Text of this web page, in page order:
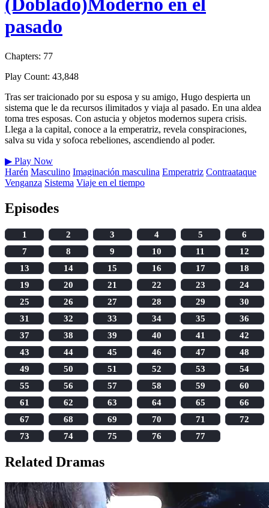
(Doblado)Moderno en el
pasado
Chapters: 77
Play Count: 43,848
Tras ser traicionado por su esposa y su amigo, Hugo despierta un
sistema que le da recursos ilimitados y viaja al pasado. En una aldea
toma tres esposas. Con astucia y objetos modernos supera crisis.
Llega a la capital, conoce a la emperatriz, revela conspiraciones,
salva su vida y sofoca rebeliones, ascendiendo al poder.
▶ Play Now
Harén Masculino Imaginación masculina Emperatriz Contraataque
Venganza Sistema Viaje en el tiempo
Episodes
1 2 3 4 5
6
7
8 9 10 11
12
13
14 15 16 17
18
19
20 21 22 23
24
25
26 27 28 29
30
31
32 33 34 35
36
37
38 39 40 41
42
43
44 45 46 47
48
49
50 51 52 53
54
55
56 57 58 59
60
61
62 63 64 65
66
67
68 69 70 71
72
73
74 75 76 77
Related Dramas